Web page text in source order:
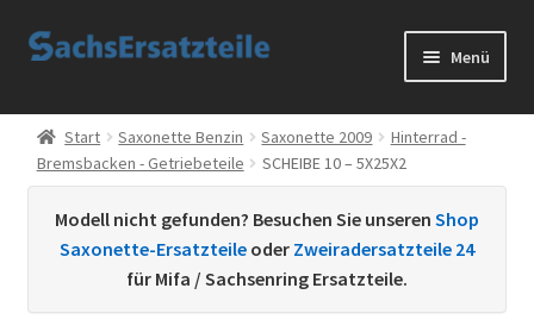
Zur
Zum
Menü
Start
AGB
Datenschutzerklärung
Start Saxonette Benzin Saxonette 2009
Hinterrad -
Bremsbacken - Getriebeteile
SCHEIBE 10 – 5X25X2
Modell nicht gefunden? Besuchen Sie unseren Shop
Saxonette-Ersatzteile oder Zweiradersatzteile 24
für Mifa / Sachsenring Ersatzteile.